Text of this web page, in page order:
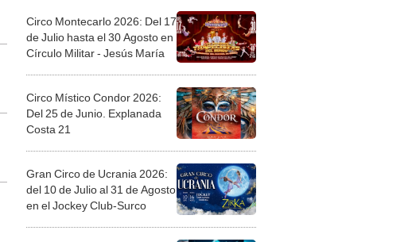
Circo Montecarlo 2026: Del 17
de Julio hasta el 30 Agosto en
Círculo Militar - Jesús María
Circo Místico Condor 2026:
Del 25 de Junio. Explanada
Costa 21
Gran Circo de Ucrania 2026:
del 10 de Julio al 31 de Agosto
en el Jockey Club-Surco